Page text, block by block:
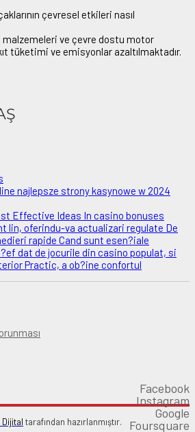
çevresel etkileri nasıl
malzemeleri ve çevre dostu motor
tüketimi ve emisyonlar azaltılmaktadır.
najlepsze strony kasynowe w 2024
Effective Ideas In casino bonuses
lin, oferindu-va actualizari regulate De
rapide Cand sunt esen?iale
dat de jocurile din casino populat, si
Practic, a ob?ine confortul
Facebook
Instagram
Google
Foursquare
Dijital tarafından hazırlanmıştır.